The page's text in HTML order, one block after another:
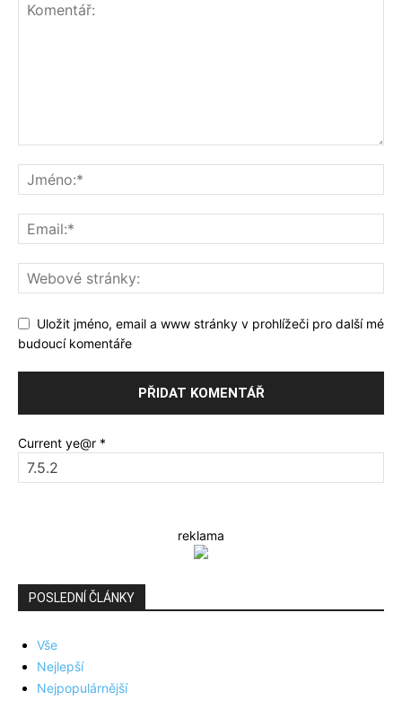
Uložit jméno, email a www stránky v prohlížeči pro další mé
budoucí komentáře
Current ye@r *
reklama
POSLEDNÍ ČLÁNKY
Vše
Nejlepší
Nejpopulárnější